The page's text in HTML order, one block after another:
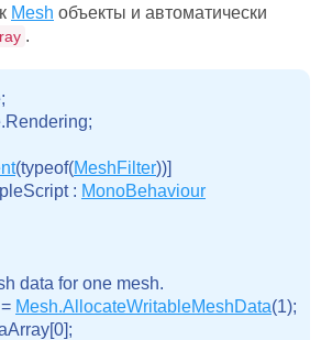
Mesh объекты и автоматически
.
(typeof(MeshFilter))]
: MonoBehaviour
data for one mesh.
=
Mesh.AllocateWritableMeshData(1);